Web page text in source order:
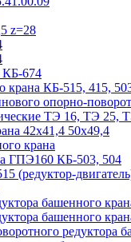
z=28
КБ-674
крана КБ-515, 415,
опорно-
ТЭ 16, ТЭ
42х41,4 50х49,4
крана
ГПЭ160 КБ-503, 504
(редуктор-
башенного
башенного
редуктора